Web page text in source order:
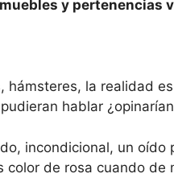
y pertenencias
hámsteres, la realidad
hablar
incondicional, un
de rosa cuando